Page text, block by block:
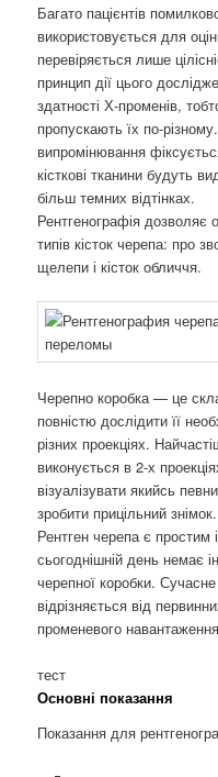
Багато пацієнтів
використовується для
перевіряється лише
принцип дії цього
здатності Х-променів,
пропускають їх по-
випромінювання
кісткові тканини будуть
більш темних відтінках.
Рентгенографія дозволяє
типів кісток черепа: про
щелепи і кісток обличчя.
Черепно коробка — це
повністю дослідити її
різних проекціях.
виконується в 2-х
візуалізувати якийсь
зробити прицільний знімок.
Рентген черепа є
сьогоднішній день немає
черепної коробки.
відрізняється від
променевого
тест
Основні показання
Показання для